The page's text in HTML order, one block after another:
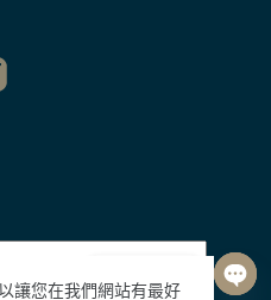
讓您在我們網站有最好